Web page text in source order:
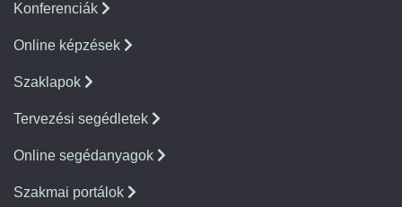
Konferenciák
Online képzések
Szaklapok
Tervezési segédletek
Online segédanyagok
Szakmai portálok